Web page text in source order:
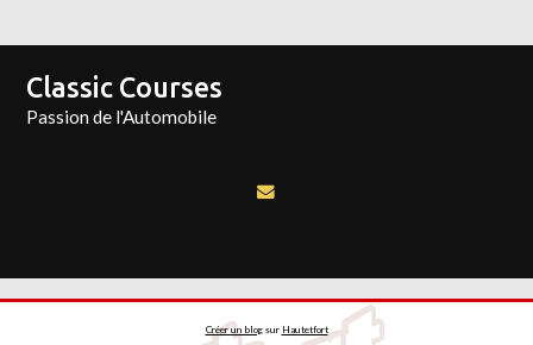
Classic Courses
Passion de l'Automobile
Créer un blogsur Hautetfort